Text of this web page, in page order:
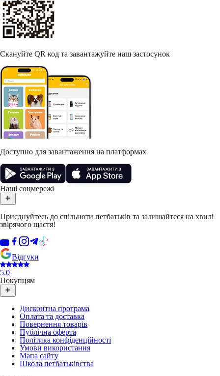
Скануйте QR код та завантажуйте наш застосунок
Доступно для завантаження на платформах
Наші соцмережі
Приєднуйтесь до спільноти петбатьків та залишайтеся на хвилі
звірячого щастя!
Відгуки
5.0
Покупцям
Дисконтна програма
Оплата та доставка
Повернення товарів
Публічна оферта
Політика конфіденційності
Умови використання
Мапа сайту
Школа петбатьківства